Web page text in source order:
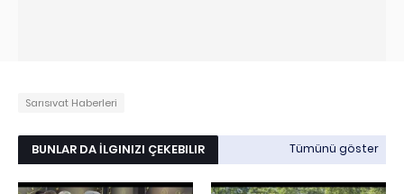
Sarısıvat Haberleri
BUNLAR DA İLGINIZI ÇEKEBILIR Tümünü göster